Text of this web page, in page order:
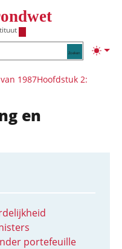
Zoeken
1987Hoofdstuk 2:
en
portefeuille